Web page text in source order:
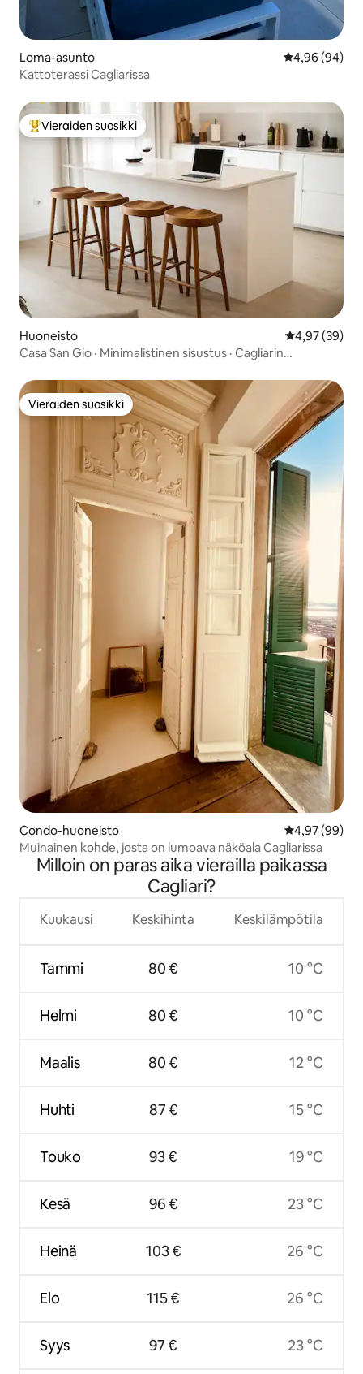
Loma-asunto
4,96 (94)
Kattoterassi Cagliarissa
Vieraiden suosikkien parhaimmistoa
Vieraiden suosikki
Huoneisto
4,97 (39)
Casa San Gio · Minimalistinen sisustus · Cagliarin
Vieraiden suosikki
Vieraiden suosikki
Condo-huoneisto
4,97 (99)
Muinainen kohde, josta on lumoava näköala Cagliarissa
Milloin on paras aika vierailla paikassa
Cagliari?
Kuukausi
Tammi
Helmi
Maalis
Huhti
Touko
Kesä
Heinä
Elo
Syys
Keskihinta
80 €
80 €
80 €
87 €
93 €
96 €
103 €
115 €
97 €
Keskilämpötila
10 °C
10 °C
12 °C
15 °C
19 °C
23 °C
26 °C
26 °C
23 °C